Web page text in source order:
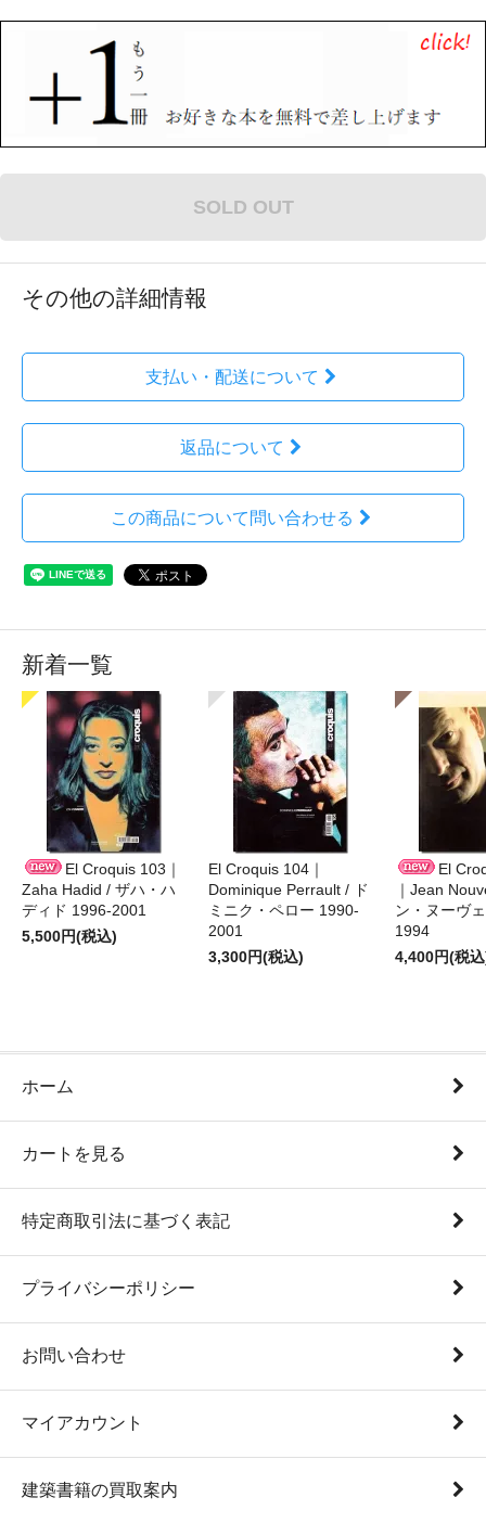
SOLD OUT
その他の詳細情報
支払い・配送について
返品について
この商品について問い合わせる
新着一覧
El Croquis 103｜
Zaha Hadid / ザハ・ハ
ディド 1996-2001
5,500円(税込)
El Croquis 104｜
Dominique Perrault / ド
ミニク・ペロー 1990-
2001
3,300円(税込)
El
｜Jean
ン・ヌーヴ
1994
4,400円(税
ホーム
カートを見る
特定商取引法に基づく表記
プライバシーポリシー
お問い合わせ
マイアカウント
建築書籍の買取案内